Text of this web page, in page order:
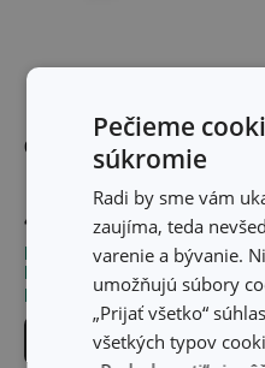
Odkladacia miska PURO
4,90 €
Dostupné v eshope
Môžete mať ihneď v 30
predajniach
Do košíka
Pečieme
súkromie
Radi by sme vám
zaujíma, teda
varenie a bývanie.
umožňujú súbory
„Prijať všetko“
všetkých typov